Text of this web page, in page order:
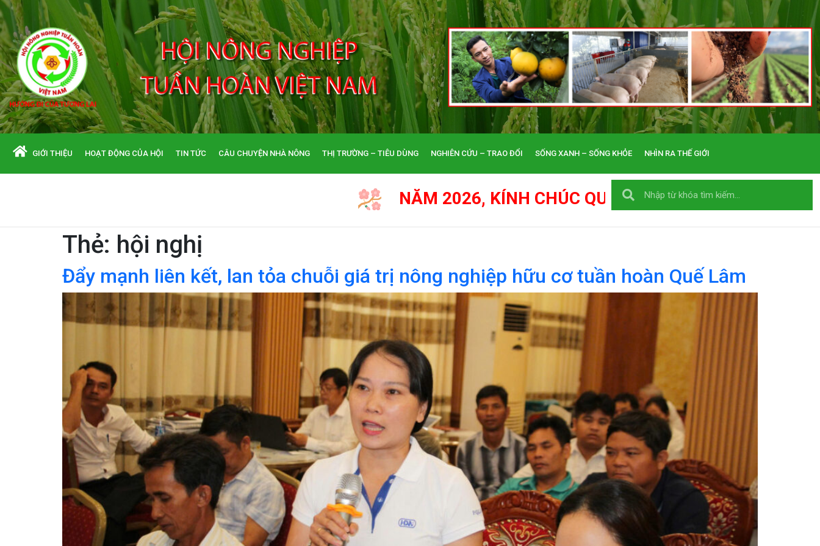
GIỚI THIỆU HOẠT ĐỘNG CỦA HỘI TIN TỨC CÂU CHUYỆN NHÀ NÔNG THỊ TRƯỜNG – TIÊU DÙNG NGHIÊN CỨU – TRAO ĐỔI SỐNG XANH – SỐNG KHỎE NHÌN RA THẾ GIỚI
NĂM 2026, KÍNH CHÚC QUÝ VỊ CÙNG GIA ĐÌNH: THIÊN THỜI - ĐỊA
Thẻ: hội nghị
Đẩy mạnh liên kết, lan tỏa chuỗi giá trị nông nghiệp hữu cơ tuần hoàn Quế Lâm